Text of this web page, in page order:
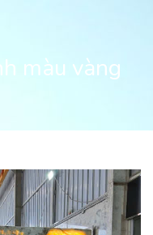
màu vàng